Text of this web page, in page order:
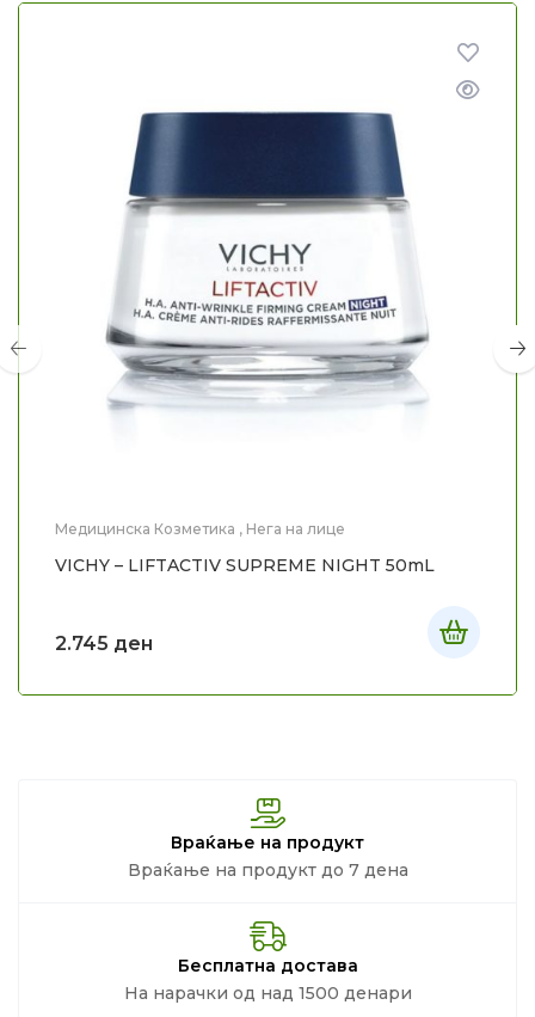
Медицинска Козметика , Нега на лице
VICHY – LIFTACTIV SUPREME NIGHT 50mL
2.745 ден
Враќање на продукт
Враќање на продукт до 7 дена
Бесплатна достава
На нарачки од над 1500 денари